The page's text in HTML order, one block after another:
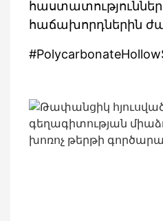
հաճախորդներին